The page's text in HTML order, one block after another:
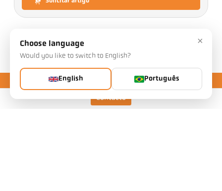
Contacto
Downloads
×
Choose language
Would you like to switch to English?
English Português